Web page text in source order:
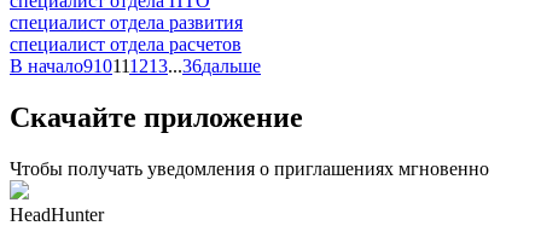
специалист отдела развития
специалист отдела расчетов
В начало910111213...36дальше
Скачайте приложение
Чтобы получать уведомления о приглашениях мгновенно
HeadHunter